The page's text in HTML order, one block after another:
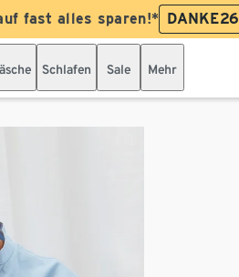
fast alles sparen!* DANKE26
Schlafen Sale Mehr